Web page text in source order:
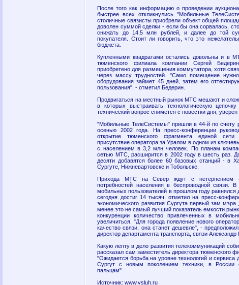
После того как информацию о проведении
быстрее всех откликнулись "Мобильные
столичные связисты приобрели объект общей
доволен суммой сделки - если бы она сорвалась,
снижать до 14,5 млн рублей, и далее до той
покупателя. Стоит ли говорить, что это
бюджета.
Купленными квадратами остались довольны и в
тюменского филиала компании Сергей
приобретено для размещения коммутатора, хотя
через массу трудностей. "Само помещение
оборудования займет 45 дней, затем его
пользования", - отметил Бедерин.
Продвигаться на местный рынок МТС мешают и
в которых выстраивать технологическую
технический вопрос снимется с повестки дня, уверен
"Мобильные ТелеСистемы" пришли в 44-й по счету
осенью 2002 года. На пресс-конференции
открытие тюменского фрагмента единой
присутствие оператора за Уралом в одном из
с населением в 3,2 млн человек. По планам
сетью МТС, расширится в 2002 году в шесть раз.
десяти добавятся более 60 базовых станций - в
Сургуте, Нижневартовске и Тобольске.
Прихода МТС на Север ждут с нетерпением -
потребностей населения в беспроводной связи.
мобильных пользователей в прошлом году равнялся
сегодня достиг 14 тысяч, отметил на пресс-
экономического развития Сургута первый зам
менее это не самый лучший показатель емкости
конкуренции количество привлеченных в
увеличиться. "Для города появление нового
качество связи, она станет дешевле", -
директор департамента транспорта, связи Александр
Какую лепту в дело развития телекоммуникаций
рассказал сам заместитель директора тюменского
"Ожидается борьба на уровне технологий и
Сургут с новым поколением техники, в России
пальцам".
Источник: www.vsluh.ru